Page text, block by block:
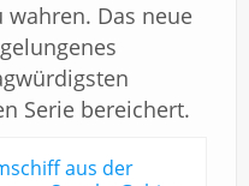
wahren. Das neue
Serie bereichert.